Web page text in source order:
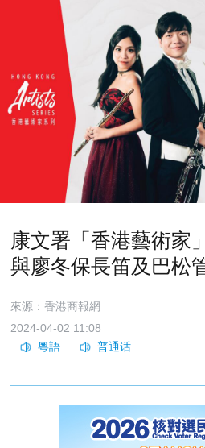
康文署「香港藝術家
與廖冬保長笛及巴松
來源：香港商報網
2024-04-02 11:08